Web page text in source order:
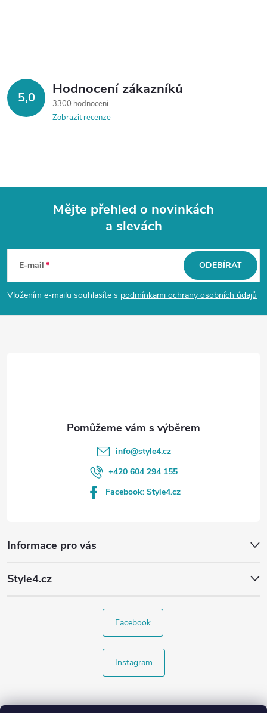
5,0 Hodnocení zákazníků
3300 hodnocení
Zobrazit recenze
p
Mějte přehled o novinkách
a slevách
E-mail
Vložením e-mailu souhlasíte s podmínkami ochrany osobních údajů
ODEBÍRAT
Informace pro vás
Style4.cz
info@style4.cz
+420 604 294 155
Facebook: Style4.cz
Facebook
Instagram